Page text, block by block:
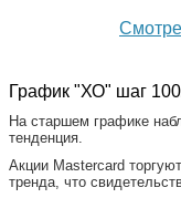
График "ХО" шаг
На старшем графике
тенденция.
Акции Mastercard
тренда, что